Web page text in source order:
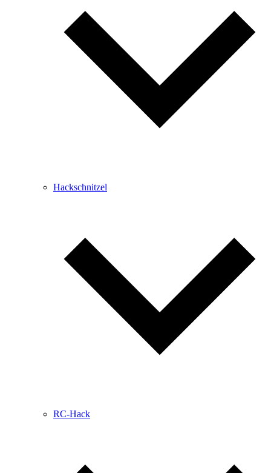
Hackschnitzel
RC-Hack